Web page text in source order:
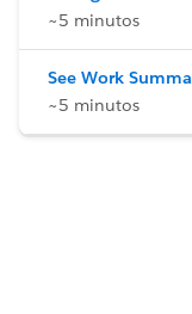
~5 minutos
See Work
~5 minutos